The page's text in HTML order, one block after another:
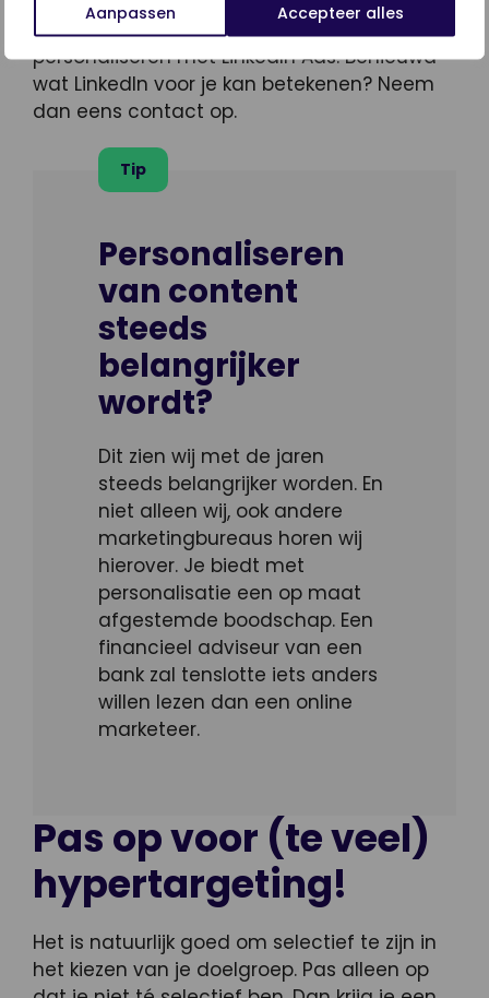
Aanpassen Accepteer alles
Natuurlijk is er meer mogelijk qua
personaliseren met LinkedIn Ads. Benieuwd
wat LinkedIn voor je kan betekenen? Neem
dan eens contact op.
Tip
Personaliseren
van content
steeds
belangrijker
wordt?
Dit zien wij met de jaren
steeds belangrijker worden. En
niet alleen wij, ook andere
marketingbureaus horen wij
hierover. Je biedt met
personalisatie een op maat
afgestemde boodschap. Een
financieel adviseur van een
bank zal tenslotte iets anders
willen lezen dan een online
marketeer.
Pas op voor (te veel)
hypertargeting!
Het is natuurlijk goed om selectief te zijn in
het kiezen van je doelgroep. Pas alleen op